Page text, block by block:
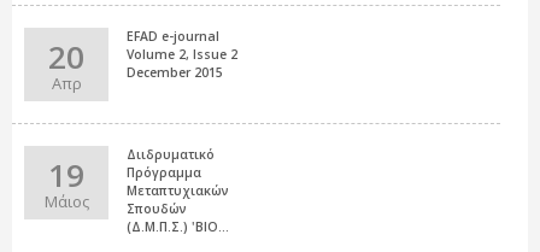
20
Απρ
EFAD e-journal
Volume 2, Issue 2
December 2015
19
Μάιος
Διιδρυματικό
Πρόγραμμα
Μεταπτυχιακών
Σπουδών
(Δ.Μ.Π.Σ.) 'ΒΙΟ...